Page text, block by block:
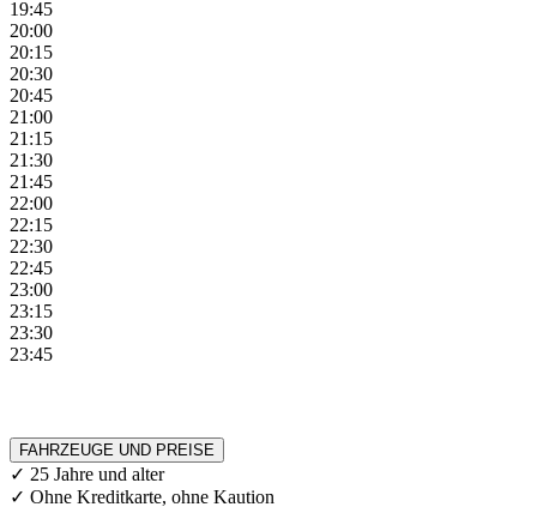
19:45
20:00
20:15
20:30
20:45
21:00
21:15
21:30
21:45
22:00
22:15
22:30
22:45
23:00
23:15
23:30
23:45
FAHRZEUGE UND PREISE
✓ 25 Jahre und alter
✓ Ohne Kreditkarte, ohne Kaution